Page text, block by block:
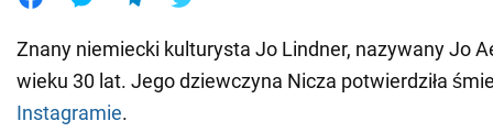
Znany niemiecki kulturysta Jo Lindner, nazywany Jo
wieku 30 lat. Jego dziewczyna Nicza potwierdziła
Instagramie.